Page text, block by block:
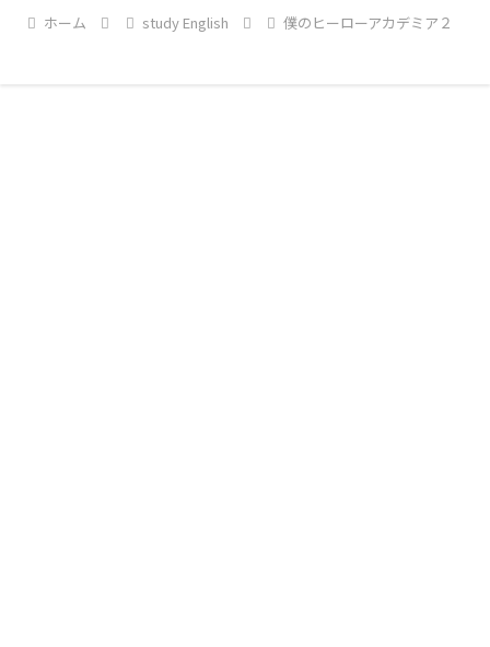
守ればなんでもあり。
ホーム study English 僕のヒーローアカデミア２